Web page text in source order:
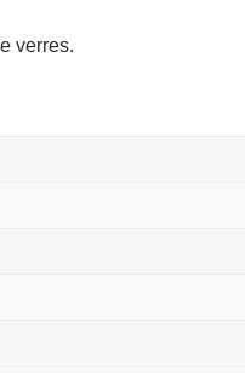
verres.